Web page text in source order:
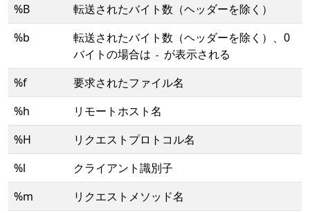
%B
転送されたバイト数（ヘッダーを除く）
%b
転送されたバイト数（ヘッダーを除く）、0
バイトの場合は - が表示される
%f
要求されたファイル名
%h
リモートホスト名
%H
リクエストプロトコル名
%l
クライアント識別子
%m
リクエストメソッド名